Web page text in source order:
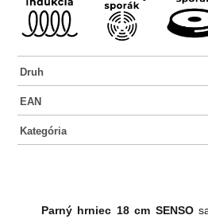
Druh
EAN
Kategória
Parný hrniec 18 cm SENSO